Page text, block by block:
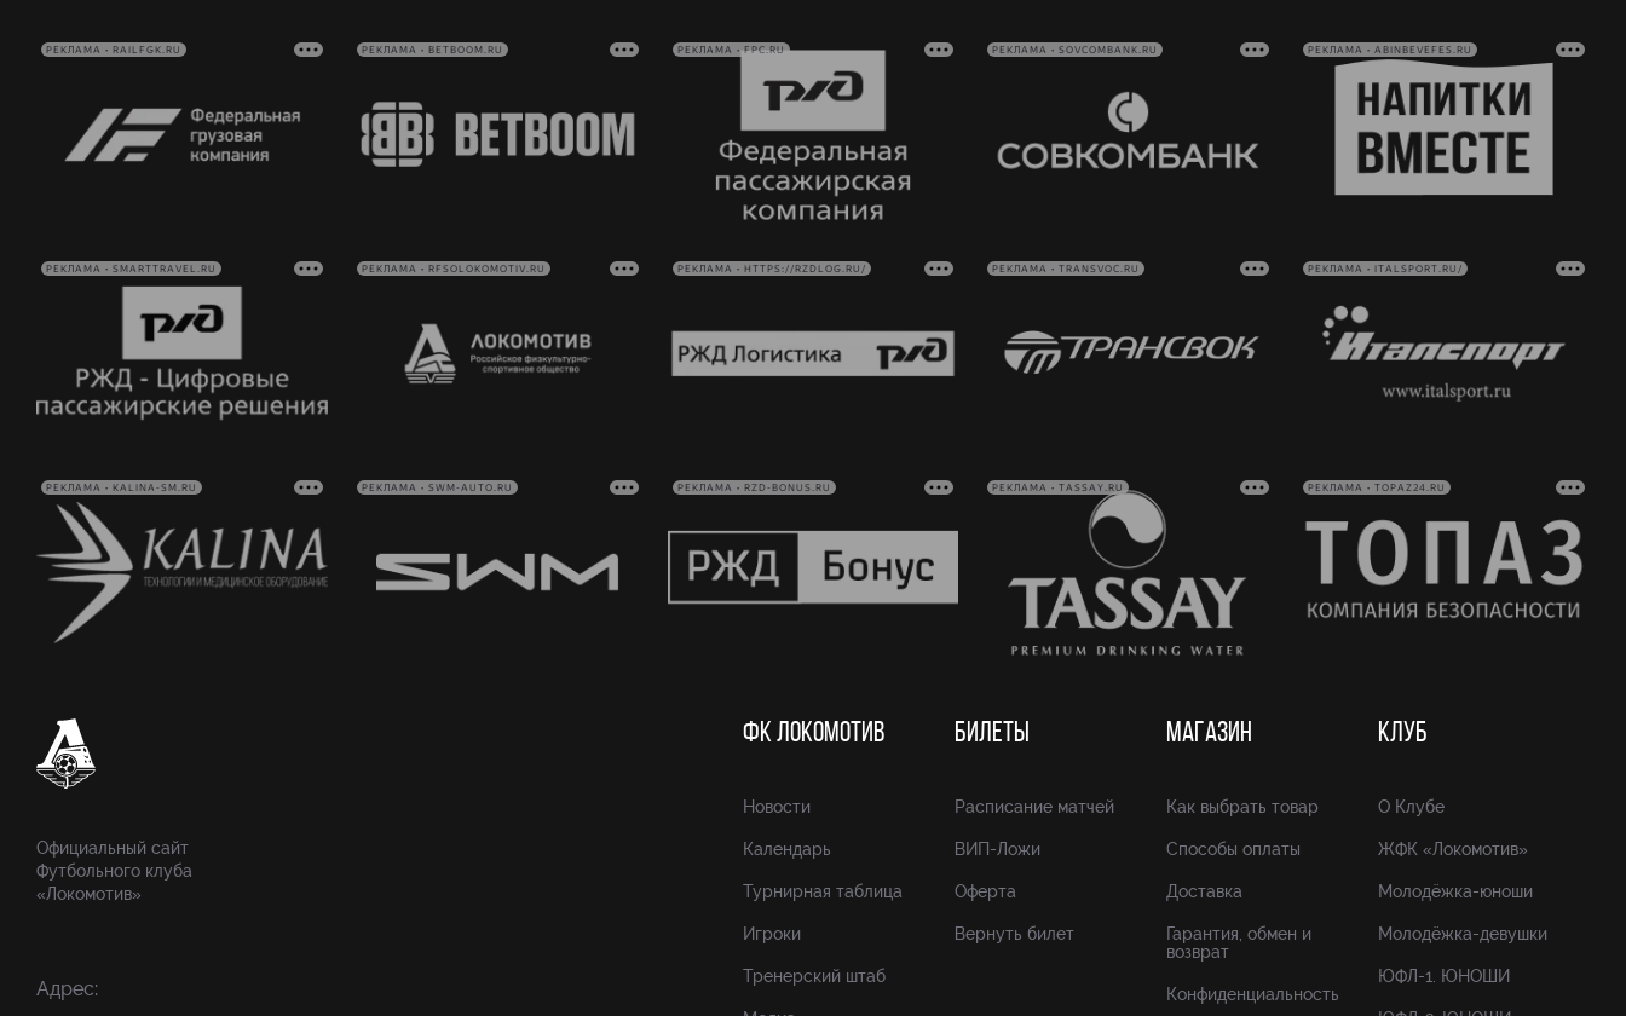
РЕКЛАМА • RAILFGK.RU РЕКЛАМА • BETBOOM.RU РЕКЛАМА • FPC.RU РЕКЛАМА • SOVCOMBANK.RU РЕКЛАМА • ABINBEVEFES.RU
РЕКЛАМА • SMARTTRAVEL.RU РЕКЛАМА • RFSOLOKOMOTIV.RU РЕКЛАМА • HTTPS://RZDLOG.RU/ РЕКЛАМА • TRANSVOC.RU РЕКЛАМА • ITALSPORT.RU/
РЕКЛАМА • KALINA-SM.RU РЕКЛАМА • SWM-AUTO.RU РЕКЛАМА • RZD-BONUS.RU РЕКЛАМА • TASSAY.RU РЕКЛАМА • TOPAZ24.RU
Официальный сайт
Футбольного клуба
«Локомотив»
Адрес:
ФК ЛОКОМОТИВ
Новости
Календарь
Турнирная таблица
Игроки
Тренерский штаб
БИЛЕТЫ
Расписание матчей
ВИП-Ложи
Оферта
Вернуть билет
МАГАЗИН
Как выбрать товар
Способы оплаты
Доставка
Гарантия, обмен и
возврат
Конфиденциальность
КЛУБ
О Клубе
ЖФК «Локомотив»
Молодёжка-юноши
Молодёжка-девушки
ЮФЛ-1. ЮНОШИ